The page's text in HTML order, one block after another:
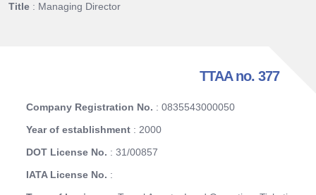
Title : Managing Director
TTAA no. 377
Company Registration No. : 0835543000050
Year of establishment : 2000
DOT License No. : 31/00857
IATA License No. :